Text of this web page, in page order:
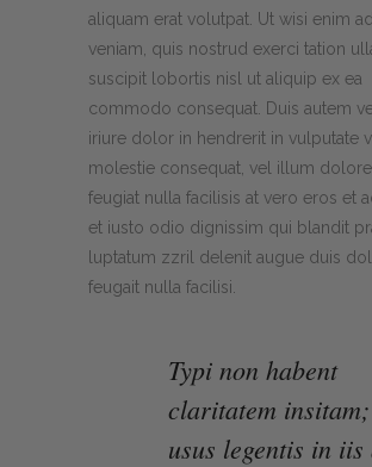
aliquam erat volutpat. Ut wisi enim
veniam, quis nostrud exerci tation
suscipit lobortis nisl ut aliquip ex ea
commodo consequat. Duis autem
iriure dolor in hendrerit in vulputate
molestie consequat, vel illum
feugiat nulla facilisis at vero eros et
et iusto odio dignissim qui blandit
luptatum zzril delenit augue duis
feugait nulla facilisi.
Typi non habent
claritatem
usus legentis in